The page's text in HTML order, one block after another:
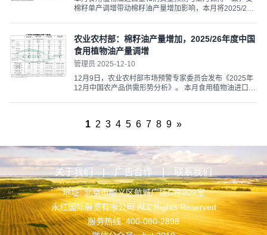
棉籽单产调增带动棉籽油产量增加影响，本月将2025/26
局部地区阶段性干旱影响。...
农业农村部：棉籽油产量增加，2025/26年度中国
食用植物油产量调增
管理员 2025-12-10
12月9日，农业农村部市场预警专家委员会发布《2025年
12月中国农产品供需形势分析》。 本月食用植物油进口量
高，总体...
1 2 3 4 5 6 7 8 9 »
关于我们 广告合作 联系我们
地址: 北京市顺义区航城广场G座809室
永红国际展览有限公司 ALL Rights Reserved
服务热线: 400-080-2898